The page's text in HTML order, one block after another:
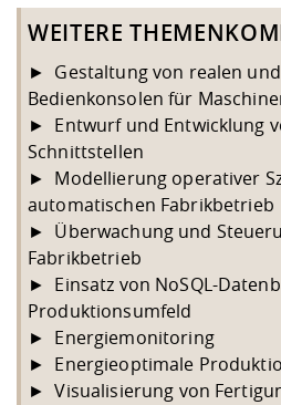
WEITERE
► Gestaltung von realen
Bedienkonsolen für
► Entwurf und Entwicklung
Schnittstellen
► Modellierung operativer
automatischen Fabrikbetrieb
► Überwachung und
Fabrikbetrieb
► Einsatz von NoSQL-
Produktionsumfeld
► Energiemonitoring
► Energieoptimale
► Visualisierung von